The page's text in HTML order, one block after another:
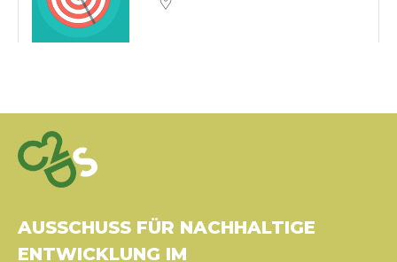
AUSSCHUSS FÜR NACHHALTIGE
ENTWICKLUNG IM